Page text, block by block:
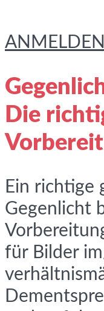
ANMELDEN
Die
Ein richtige
Gegenlicht
für Bilder